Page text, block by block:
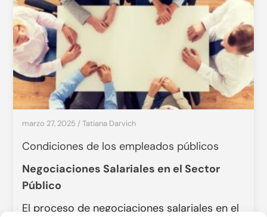
marzo 27, 2025 /Tatiana Darvich
Condiciones de los empleados públicos
Negociaciones Salariales en el Sector
Público
El proceso de negociaciones salariales en el